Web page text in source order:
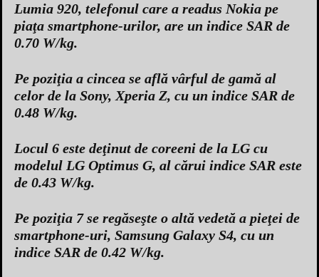
Lumia 920, telefonul care a readus Nokia pe
piaţa smartphone-urilor, are un indice SAR de
0.70 W/kg.
Pe poziţia a cincea se află vârful de gamă al
celor de la Sony, Xperia Z, cu un indice SAR de
0.48 W/kg.
Locul 6 este deţinut de coreeni de la LG cu
modelul LG Optimus G, al cărui indice SAR este
de 0.43 W/kg.
Pe poziţia 7 se regăseşte o altă vedetă a pieţei de
smartphone-uri, Samsung Galaxy S4, cu un
indice SAR de 0.42 W/kg.